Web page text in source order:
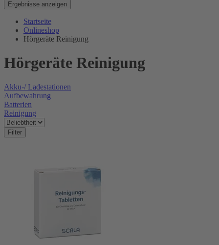
Ergebnisse anzeigen
Startseite
Onlineshop
Hörgeräte Reinigung
Hörgeräte Reinigung
Akku-/ Ladestationen
Aufbewahrung
Batterien
Reinigung
Filter